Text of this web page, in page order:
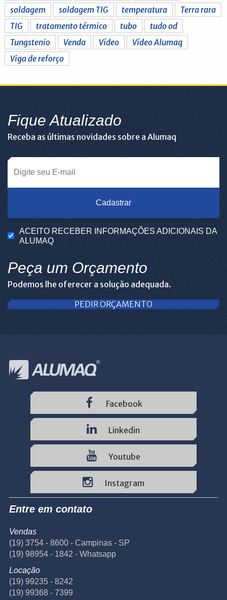
soldagem
soldagem TIG temperatura
Terra rara
TIG
tratamento térmico tubo
tudo od
Tungstenio
Venda Vídeo
Vídeo Alumaq
Viga de reforço
Fique Atualizado
Receba as últimas novidades sobre a Alumaq
Cadastrar
ACEITO RECEBER INFORMAÇÕES ADICIONAIS DA
ALUMAQ
Peça um Orçamento
Podemos lhe oferecer a solução adequada.
PEDIR ORÇAMENTO
Facebook
Linkedin
Youtube
Instagram
Entre em contato
Vendas
(19) 3754 - 8600 - Campinas - SP
(19) 98954 - 1842 - Whatsapp
Locação
(19) 99235 - 8242
(19) 99368 - 7399